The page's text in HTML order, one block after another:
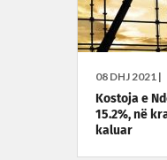
08 DHJ 2021 |
Kostoja e
15.2%, në
kaluar